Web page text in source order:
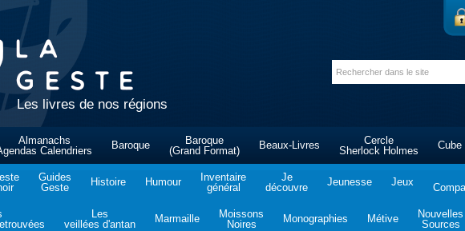
Les livres de nos régions
Almanachs
Calendriers
Baroque
Baroque
(Grand Format)
Beaux-Livres
Cercle
Sherlock Holmes
Cube
Guides
Geste
Histoire Humour
Inventaire
général
Je
découvre
Jeunesse Jeux
Les
veillées d'antan
Marmaille
Moissons
Noires
Monographies Métive
Nouvelles
Sources